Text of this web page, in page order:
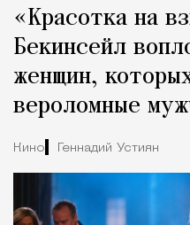
«Красотка на
Бекинсейл
женщин,
вероломные
Кино Геннадий Устиян